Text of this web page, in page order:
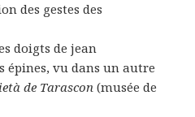
des gestes des
doigts de jean
épines, vu dans un autre
de Tarascon(musée de